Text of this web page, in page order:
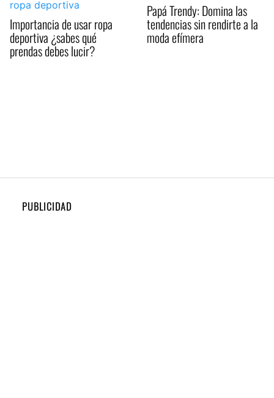
Importancia de usar ropa
deportiva ¿sabes qué
prendas debes lucir?
Papá Trendy: Domina las
tendencias sin rendirte a la
moda efímera
PUBLICIDAD